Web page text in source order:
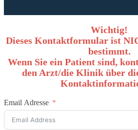
Wichtig!
Dieses Kontaktformular ist
bestimmt.
Wenn Sie ein Patient sind,
den Arzt/die Klinik über
Email Adresse